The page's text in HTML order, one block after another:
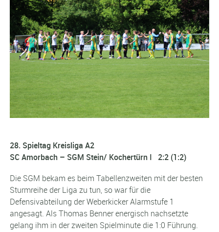
28. Spieltag Kreisliga A2
SC Amorbach – SGM Stein/ Kochertürn I 2:2 (1:2)
Die SGM bekam es beim Tabellenzweiten mit der besten
Sturmreihe der Liga zu tun, so war für die
Defensivabteilung der Weberkicker Alarmstufe 1
angesagt. Als Thomas Benner energisch nachsetzte
gelang ihm in der zweiten Spielminute die 1:0 Führung.